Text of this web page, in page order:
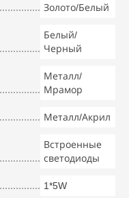
Золото/Белый
Белый/
Черный
Металл/
Мрамор
Металл/Акрил
Встроенные
светодиоды
1*5W